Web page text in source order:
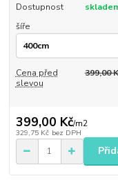
Dostupnost
šíře
Cena před
slevou
399,00
399,00 Kč/m2
329,75 Kč bez DPH